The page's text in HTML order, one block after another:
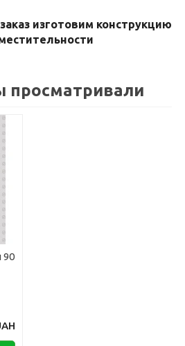
изготовим конструкцию
просматривали
90